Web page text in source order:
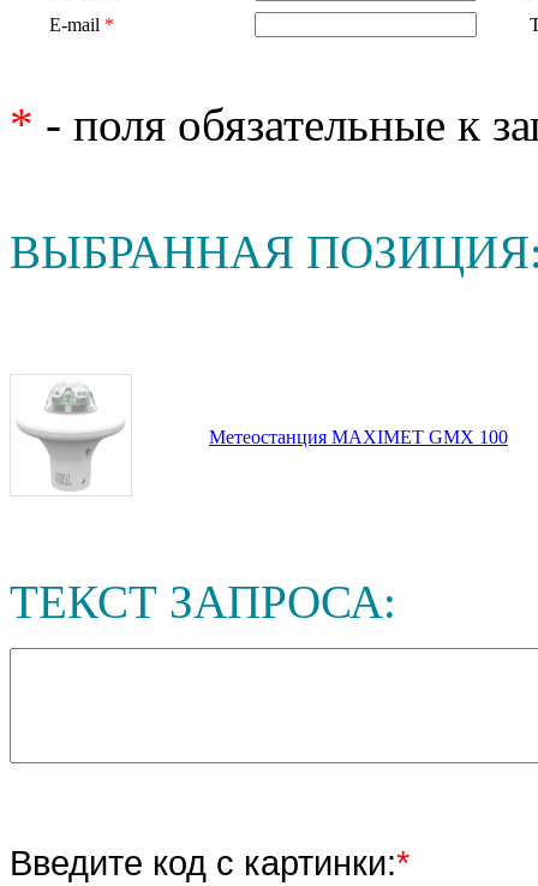
E-mail *
* - поля обязательные к
ВЫБРАННАЯ
Метеостанция MAXIMET GMX 100
ТЕКСТ ЗАПРОСА:
Введите код с картинки:*